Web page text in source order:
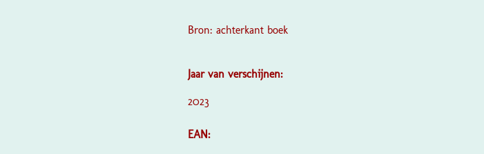
Bron: achterkant boek
Jaar van verschijnen:
2023
EAN: